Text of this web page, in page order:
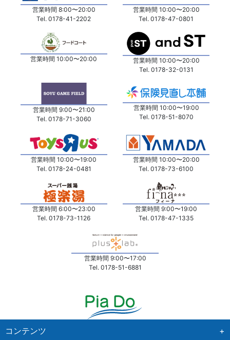
営業時間 8:00〜20:00
Tel. 0178-41-2202
営業時間 10:00〜20:00
Tel. 0178-47-0801
営業時間 10:00〜20:00
営業時間 10:00〜20:00
Tel. 0178-32-0131
営業時間 9:00〜21:00
Tel. 0178-71-3060
営業時間 10:00〜19:00
Tel. 0178-51-8070
営業時間 10:00〜19:00
Tel. 0178-24-0481
営業時間 10:00〜20:00
Tel. 0178-73-6100
営業時間 6:00〜23:00
Tel. 0178-73-1126
営業時間 9:00〜19:00
Tel. 0178-47-1335
営業時間 9:00〜17:00
Tel. 0178-51-6881
コンテンツ +